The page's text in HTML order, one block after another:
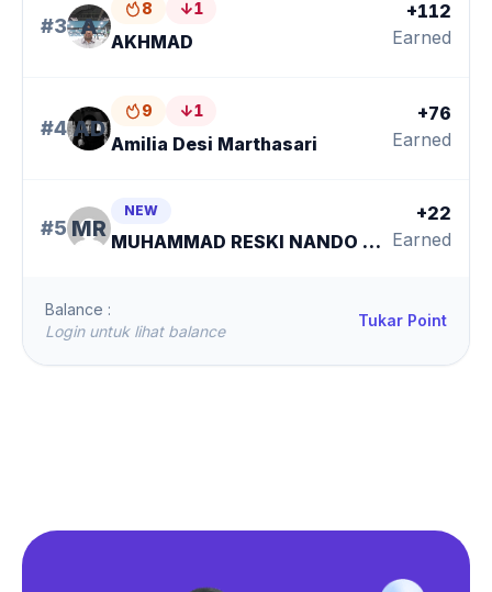
#3 A
8 ↓1
AKHMAD
+112
Earned
#4 AD
9 ↓1
Amilia Desi Marthasari
+76
Earned
#5 MR
NEW
MUHAMMAD RESKI NANDO ARDEALTA
+22
Earned
Balance :
Login untuk lihat balance
Tukar Point